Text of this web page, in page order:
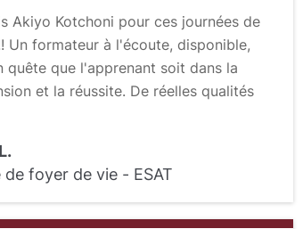
Akiyo Kotchoni pour ces journées de
Un formateur à l'écoute, disponible,
quête que l'apprenant soit dans la
et la réussite. De réelles qualités
foyer de vie - ESAT